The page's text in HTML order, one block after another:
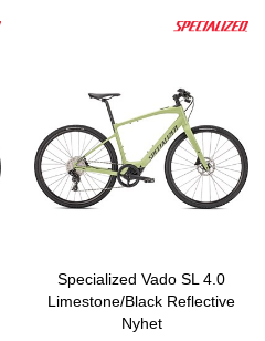
Specialized Vado SL 4.0
Limestone/Black Reflective
Nyhet